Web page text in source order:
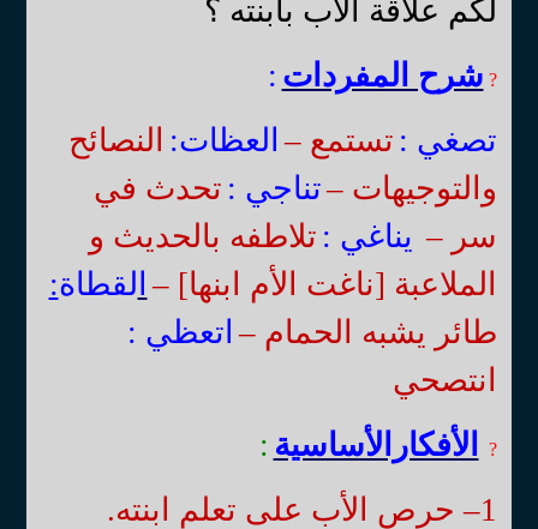
لكم علاقة الأب بابنته ؟
? شرح المفردات :
تصغي : تستمع – العظات: النصائح
والتوجيهات –تناجي : تحدث في
سر – يناغي : تلاطفه بالحديث و
الملاعبة [ناغت الأم ابنها] – لقطاة:
طائر يشبه الحمام – اتعظي :
انتصحي
? الأفكارالأساسية :
1– حرص الأب على تعلم ابنته.